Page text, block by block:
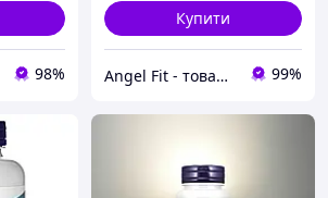
98%
Купити
Angel Fit - товари для здоров'я, спорту та активного життя 99%